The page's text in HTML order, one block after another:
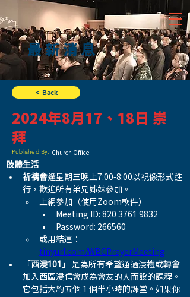
最新消息
< Back
2024年8月17、18日 崇
拜
Church Office
Published By:
肢體生活
祈禱會逢星期三晚上7:00-8:00以視像形式進
行，歡迎所有弟兄姊妹參加。
上網參加（使用Zoom軟件）
Meeting ID: 820 3761 9832
Password: 266560
或用結連：
tinyurl.com/WBCPrayerMeeting
「 西浸101 」 是為所有希望通過浸禮或轉會
加入西區浸信會成為會友的人而設的課程。
它包括大約五個 1 個半小時的課堂。如果你